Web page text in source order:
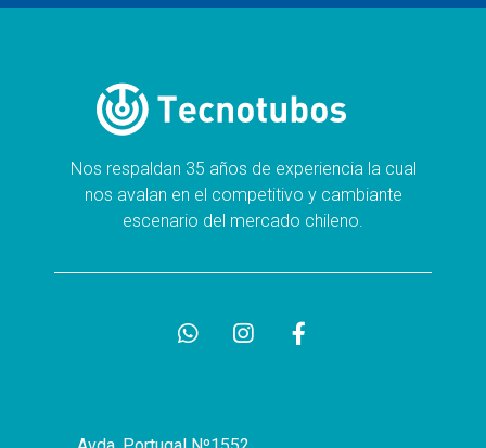
Nos respaldan 35 años de experiencia la cual
nos avalan en el competitivo y cambiante
escenario del mercado chileno.